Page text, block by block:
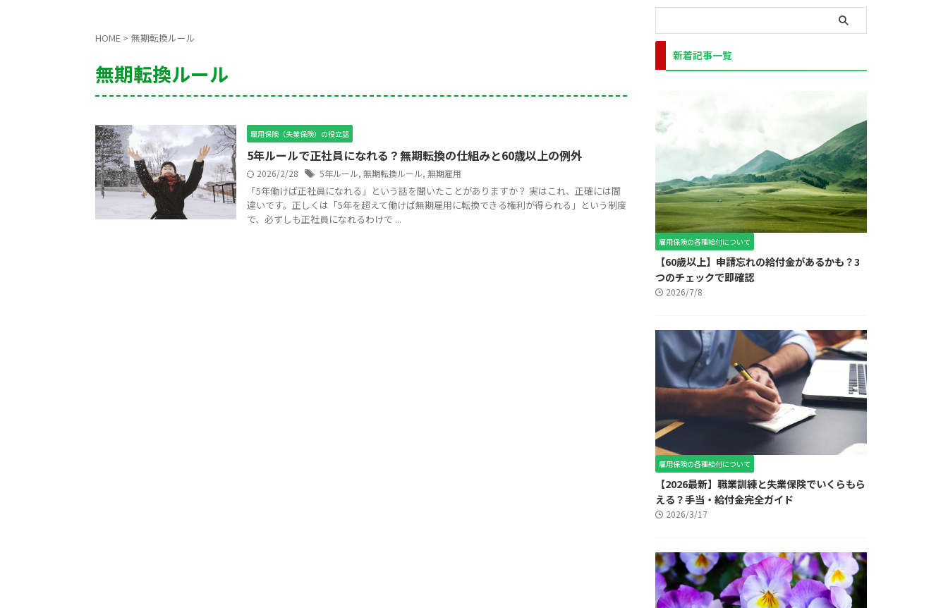
HOME > 無期転換ルール
無期転換ルール
雇用保険（失業保険）の役立話
5年ルールで正社員になれる？無期転換の仕組みと60歳以上の例外
2026/2/28 5年ルール, 無期転換ルール, 無期雇用
「5年働けば正社員になれる」という話を聞いたことがありますか？ 実はこれ、正確には間
違いです。正しくは「5年を超えて働けば無期雇用に転換できる権利が得られる」という制度
で、必ずしも正社員になれるわけで ...
新着記事一覧
雇用保険の各種給付について
【60歳以上】申請忘れの給付金があるかも？3
つのチェックで即確認
2026/7/8
雇用保険の各種給付について
【2026最新】職業訓練と失業保険でいくらもら
える？手当・給付金完全ガイド
2026/3/17